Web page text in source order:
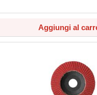
Aggiungi al